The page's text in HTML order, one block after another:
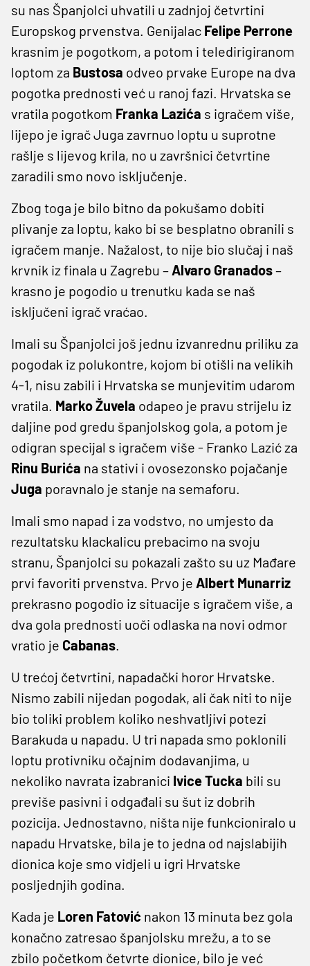
su nas Španjolci uhvatili u zadnjoj četvrtini
Europskog prvenstva. Genijalac Felipe Perrone
krasnim je pogotkom, a potom i teledirigiranom
loptom za Bustosa odveo prvake Europe na dva
pogotka prednosti već u ranoj fazi. Hrvatska se
vratila pogotkom Franka Lazića s igračem više,
lijepo je igrač Juga zavrnuo loptu u suprotne
rašlje s lijevog krila, no u završnici četvrtine
zaradili smo novo isključenje.
Zbog toga je bilo bitno da pokušamo dobiti
plivanje za loptu, kako bi se besplatno obranili s
igračem manje. Nažalost, to nije bio slučaj i naš
krvnik iz finala u Zagrebu – Alvaro Granados–
krasno je pogodio u trenutku kada se naš
isključeni igrač vraćao.
Imali su Španjolci još jednu izvanrednu priliku za
pogodak iz polukontre, kojom bi otišli na velikih
4-1, nisu zabili i Hrvatska se munjevitim udarom
vratila. Marko Žuvela odapeo je pravu strijelu iz
daljine pod gredu španjolskog gola, a potom je
odigran specijal s igračem više - Franko Lazić za
Rinu Burića na stativi i ovosezonsko pojačanje
Juga poravnalo je stanje na semaforu.
Imali smo napad i za vodstvo, no umjesto da
rezultatsku klackalicu prebacimo na svoju
stranu, Španjolci su pokazali zašto su uz Mađare
prvi favoriti prvenstva. Prvo je Albert Munarriz
prekrasno pogodio iz situacije s igračem više, a
dva gola prednosti uoči odlaska na novi odmor
vratio je Cabanas.
U trećoj četvrtini, napadački horor Hrvatske.
Nismo zabili nijedan pogodak, ali čak niti to nije
bio toliki problem koliko neshvatljivi potezi
Barakuda u napadu. U tri napada smo poklonili
loptu protivniku očajnim dodavanjima, u
nekoliko navrata izabranici Ivice Tucka bili su
previše pasivni i odgađali su šut iz dobrih
pozicija. Jednostavno, ništa nije funkcioniralo u
napadu Hrvatske, bila je to jedna od najslabijih
dionica koje smo vidjeli u igri Hrvatske
posljednjih godina.
Kada je Loren Fatović nakon 13 minuta bez gola
konačno zatresao španjolsku mrežu, a to se
zbilo početkom četvrte dionice, bilo je već